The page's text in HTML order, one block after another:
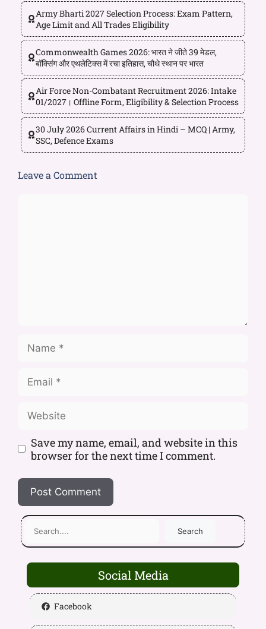
Army Bharti 2027 Selection Process: Exam Pattern,
Age Limit and All Trades Eligibility
Commonwealth Games 2026: भारत ने जीते 39 मेडल,
बॉक्सिंग और एथलेटिक्स में रचा इतिहास, चौथे स्थान पर भारत
Air Force Non-Combatant Recruitment 2026: Intake
01/2027। Offline Form, Eligibility & Selection Process
30 July 2026 Current Affairs in Hindi – MCQ | Army,
SSC, Defence Exams
Leave a Comment
Save my name, email, and website in this
browser for the next time I comment.
Search
Social Media
Facebook